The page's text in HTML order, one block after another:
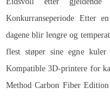
Konkurranseperiode Etter
dagene blir lengre og
flest støper sine egne
Kompatible 3D-printere for
Method Carbon Fiber